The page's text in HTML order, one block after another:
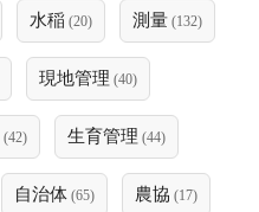
水稲 (20) 測量 (132)
現地管理 (40)
(42) 生育管理 (44)
自治体 (65) 農協 (17)